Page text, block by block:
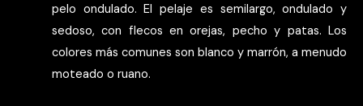
pelo ondulado. El pelaje es semilargo, ondulado y
sedoso, con flecos en orejas, pecho y patas. Los
colores más comunes son blanco y marrón, a menudo
moteado o ruano.